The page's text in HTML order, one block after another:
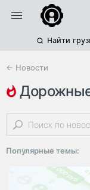
Найти
← Новости
штрафы
Популярные темы: